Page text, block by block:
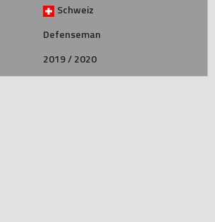
Schweiz
Defenseman
2019 / 2020